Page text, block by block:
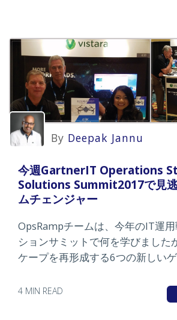
By Deepak Jannu
今週GartnerIT Operations
Solutions Summit2017で見
ムチェンジャー
OpsRampチームは、今年のIT運
ションサミットで何を学びました
ケープを再形成する6つの新しい
4 MIN READ